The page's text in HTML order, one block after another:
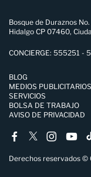
Bosque de Duraznos
Hidalgo CP 07460,
CONCIERGE: 555251 -
BLOG
MEDIOS PUBLICITARIOS
SERVICIOS
BOLSA DE TRABAJO
AVISO DE PRIVACIDAD
Derechos reservados ©